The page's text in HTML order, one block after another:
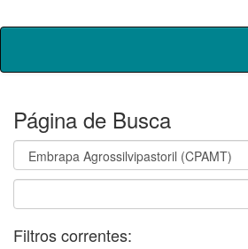
Skip
Página de Busca
Filtros correntes: